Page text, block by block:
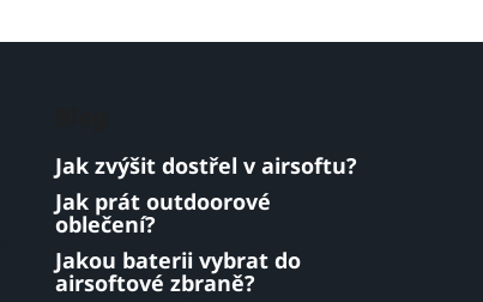
Jak zvýšit dostřel v airsoftu?
Jak prát outdoorové
oblečení?
Jakou baterii vybrat do
airsoftové zbraně?